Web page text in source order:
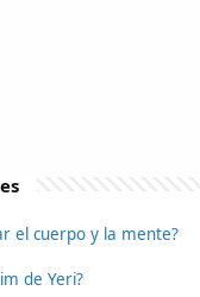
el cuerpo y la mente?
de Yeri?